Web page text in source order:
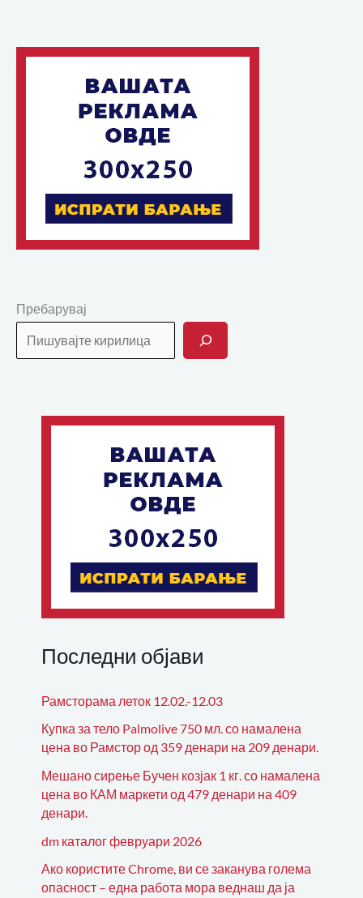
Пребарувај
Последни објави
Рамсторама леток 12.02.-12.03
Купка за тело Palmolive 750 мл. со намалена
цена во Рамстор од 359 денари на 209 денари.
Мешано сирење Бучен козјак 1 кг. со намалена
цена во КАМ маркети од 479 денари на 409
денари.
dm каталог февруари 2026
Ако користите Chrome, ви се заканува голема
опасност – една работа мора веднаш да ја